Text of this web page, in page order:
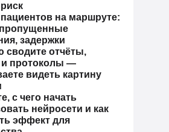
пациентов на маршруте:
пропущенные
задержки
сводите отчёты,
протоколы —
видеть картину
с чего начать
нейросети и как
эффект для